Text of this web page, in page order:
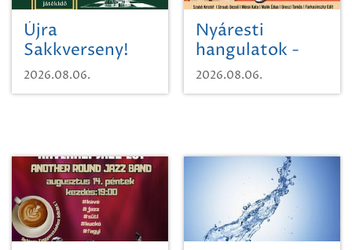
Újra
Sakkverseny!
2026.08.06.
Nyáresti
hangulatok -
Mágnás Miska
2026.08.06.